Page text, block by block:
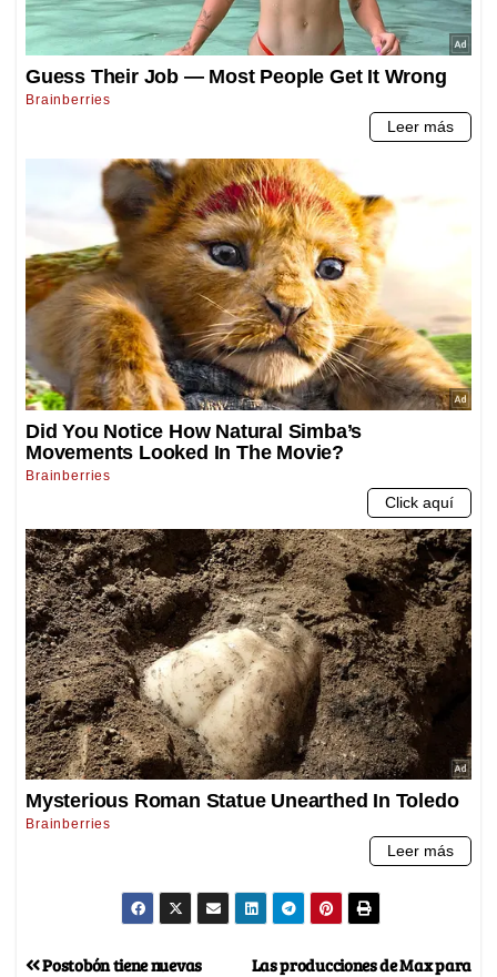
Las producciones de Max para
Postobón tiene nuevas